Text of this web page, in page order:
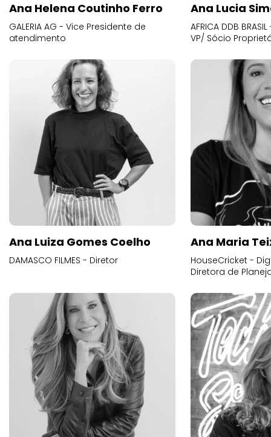
Ana Helena Coutinho Ferro
GALERIA AG - Vice Presidente de
atendimento
Ana Lucia
AFRICA DDB
VP/ Sócio
Ana Luiza Gomes Coelho
DAMASCO FILMES - Diretor
Ana Maria
HouseCricket -
Diretora de